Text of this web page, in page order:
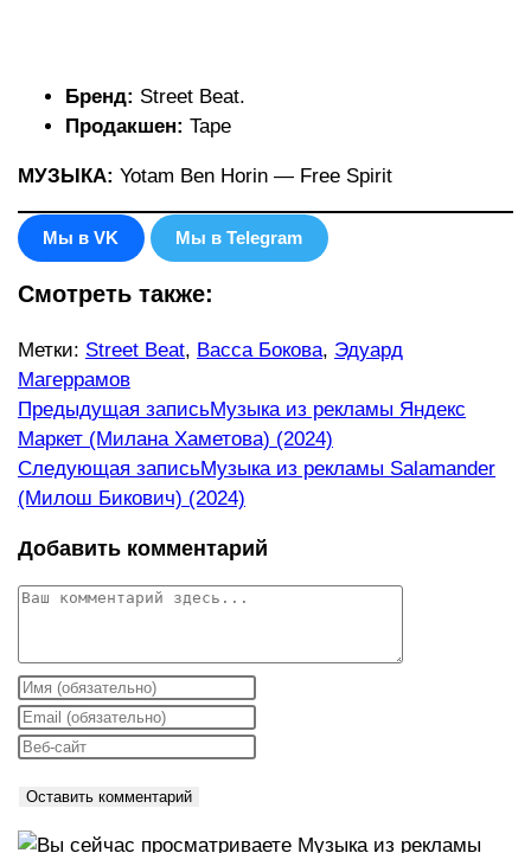
Бренд: Street Beat.
Продакшен: Tape
МУЗЫКА: Yotam Ben Horin — Free Spirit
Мы в VK Мы в Telegram
Смотреть также:
Метки: Street Beat, Васса Бокова, Эдуард
Магеррамов
Еще
статьи
Предыдущая записьМузыка из рекламы Яндекс
Маркет (Милана Хаметова) (2024)
Следующая записьМузыка из рекламы Salamander
(Милош Бикович) (2024)
Добавить комментарий
Комментарий
Введите
свое
имя
имя
пользователя,
Введите
свой
адрес,
чтобы
Введите
вашего
веб-